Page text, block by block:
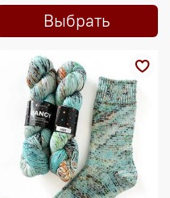
Выбрать